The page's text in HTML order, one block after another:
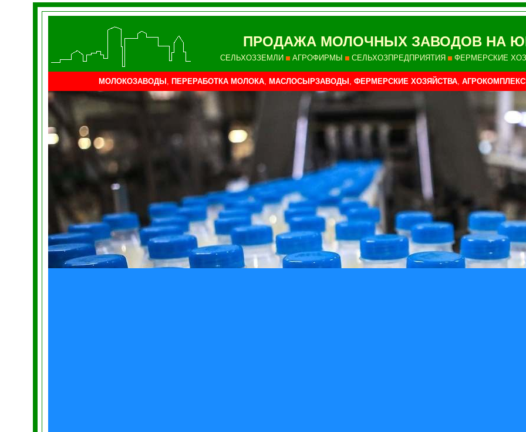
ПРОДАЖА МОЛОЧНЫХ ЗАВОДОВ НА
СЕЛЬХОЗЗЕМЛИ АГРОФИРМЫ СЕЛЬХОЗПРЕДПРИЯТИЯ ФЕРМЕРСКИЕ
МОЛОКОЗАВОДЫ , ПЕРЕРАБОТКА МОЛОКА, МАСЛОСЫРЗАВОДЫ , ФЕРМЕРСКИЕ ХОЗЯЙСТВА,